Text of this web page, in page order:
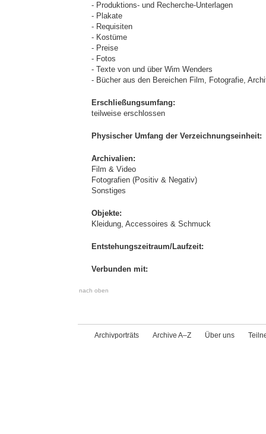
- Produktions- und Recherche-Unterlagen
- Plakate
- Requisiten
- Kostüme
- Preise
- Fotos
- Texte von und über Wim Wenders
- Bücher aus den Bereichen Film, Fotografie,
Erschließungsumfang:
teilweise erschlossen
Physischer Umfang der Verzeichnungseinheit:
Archivalien:
Film & Video
Fotografien (Positiv & Negativ)
Sonstiges
Objekte:
Kleidung, Accessoires & Schmuck
Entstehungszeitraum/Laufzeit:
Verbunden mit:
nach oben
Archivporträts Archive A–Z Über uns